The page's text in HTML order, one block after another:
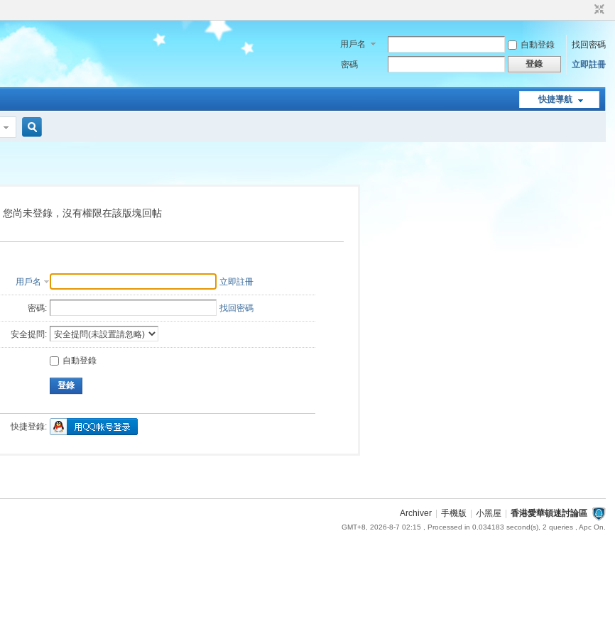
用戶名 自動登錄
找回密碼
密碼
登錄 立即註冊
快捷導航
索
您尚未登錄，沒有權限在該版塊回帖
用戶名 立即註冊
密碼: 找回密碼
安全提問:
自動登錄
登錄
快捷登錄:
Archiver 手機版 小黑屋 香港愛華頓迷討論區
GMT+8, 2026-8-7 02:15 , Processed in 0.034183 second(s), 2 queries , Apc On.